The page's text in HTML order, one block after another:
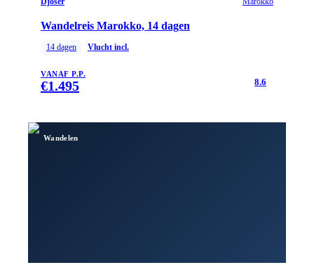
Wandelreis Marokko, 14 dagen
14 dagen Vlucht incl.
VANAF P.P.
€1.495 8.6
Wandelen